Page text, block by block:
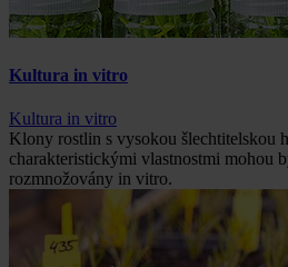
Kultura in vitro
Kultura in vitro
Klony rostlin s vysokou šlechtitelskou
charakteristickými vlastnostmi mohou
rozmnožovány in vitro.